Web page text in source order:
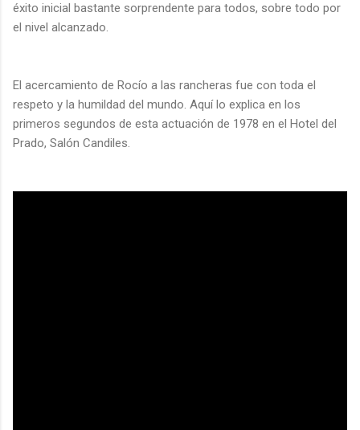
éxito inicial bastante sorprendente para todos, sobre todo por
el nivel alcanzado.
El acercamiento de Rocío a las rancheras fue con toda el
respeto y la humildad del mundo. Aquí lo explica en los
primeros segundos de esta actuación de 1978 en el Hotel del
Prado, Salón Candiles.